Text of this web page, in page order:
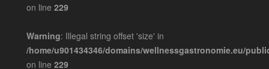
on line 229
Warning: Illegal string offset 'size' in
/home/u901434346/domains/wellnessgastronomie.eu/
on line 229